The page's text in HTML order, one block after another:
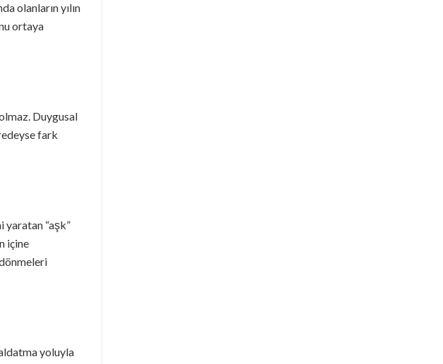
olanların yılın
ortaya
Duygusal
fark
yaratan “aşk”
içine
yoluyla